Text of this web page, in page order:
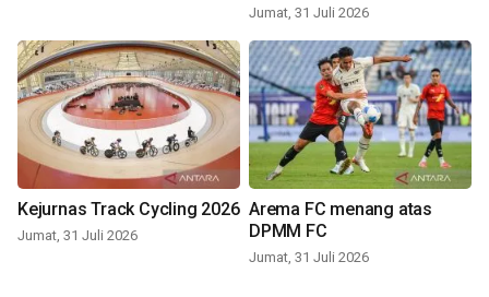
Jumat, 31 Juli 2026
Kejurnas Track Cycling 2026
Jumat, 31 Juli 2026
Arema FC menang atas
DPMM FC
Jumat, 31 Juli 2026